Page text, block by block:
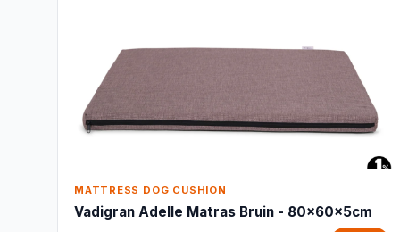
MATTRESS DOG CUSHION
Vadigran Adelle Matras Bruin - 80x60x5cm